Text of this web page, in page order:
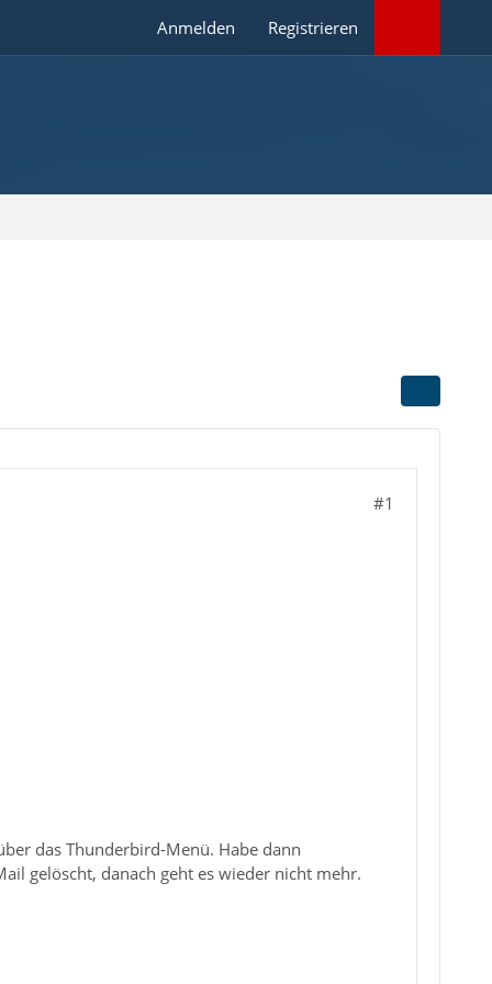
Anmelden Registrieren
#1
das Thunderbird-Menü. Habe dann
gelöscht, danach geht es wieder nicht mehr.